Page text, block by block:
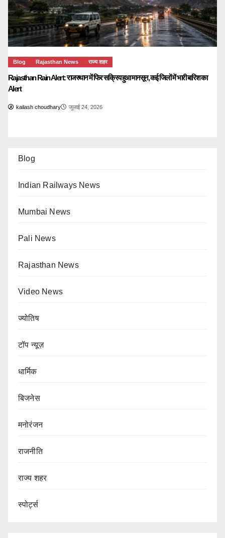
Blog Rajasthan News राज्य शहर
Rajasthan Rain Alert: राजस्थान में फिर सक्रिय हुआ मानसून, कई जिलों में भारी बारिश का
Alert
kailash choudhary जुलाई 24, 2026
Blog
Indian Railways News
Mumbai News
Pali News
Rajasthan News
Video News
ज्योतिष
टॉप न्यूज़
धार्मिक
बिजनेस
मनोरंजन
राजनीति
राज्य शहर
स्पोर्ट्स